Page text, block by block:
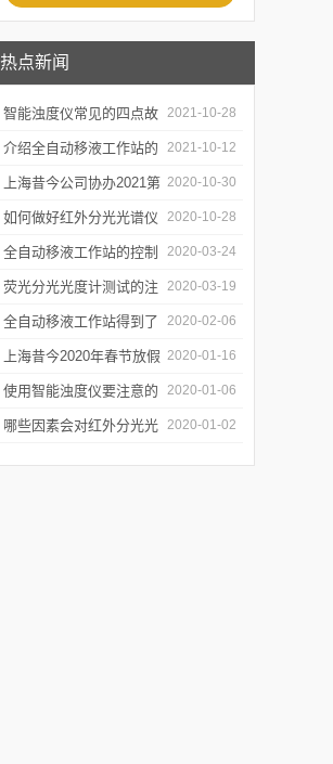
热点新闻
智能浊度仪常见的四点故
障
2021-10-28
介绍全自动移液工作站的
三种移液方式
2021-10-12
上海昔今公司协办2021第
二届上海沪助科研圈发展
年会
2020-10-30
如何做好红外分光光谱仪
的防潮工作
2020-10-28
全自动移液工作站的控制
软件有哪些特点
2020-03-24
荧光分光光度计测试的注
意事项有哪些
2020-03-19
全自动移液工作站得到了
广泛的应用
2020-02-06
上海昔今2020年春节放假
通知
2020-01-16
使用智能浊度仪要注意的
几个要点
2020-01-06
哪些因素会对红外分光光 2020-01-02